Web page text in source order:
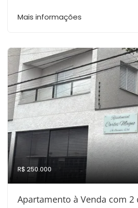
Mais informações
R$ 250.000
Apartamento à Venda com 2